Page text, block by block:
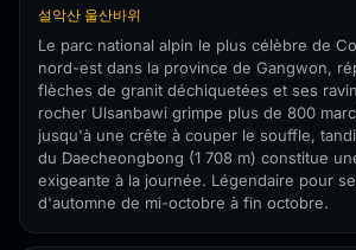
설악산 울산바위
Le parc national alpin le plus célèbre de
nord-est dans la province de Gangwon,
flèches de granit déchiquetées et ses
rocher Ulsanbawi grimpe plus de 800
jusqu'à une crête à couper le souffle,
du Daecheongbong (1 708 m) constitue
exigeante à la journée. Légendaire pour
d'automne de mi-octobre à fin octobre.